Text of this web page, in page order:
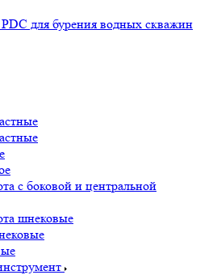
для бурения водных скважин
с бoковой и центральной
шнековые